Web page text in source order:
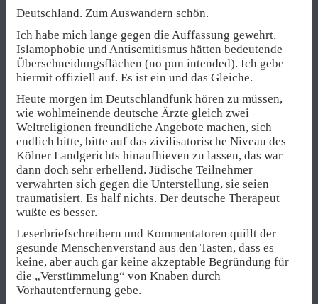
Deutschland. Zum Auswandern schön.
Ich habe mich lange gegen die Auffassung gewehrt,
Islamophobie und Antisemitismus hätten bedeutende
Überschneidungsflächen (no pun intended). Ich gebe
hiermit offiziell auf. Es ist ein und das Gleiche.
Heute morgen im Deutschlandfunk hören zu müssen,
wie wohlmeinende deutsche Ärzte gleich zwei
Weltreligionen freundliche Angebote machen, sich
endlich bitte, bitte auf das zivilisatorische Niveau des
Kölner Landgerichts hinaufhieven zu lassen, das war
dann doch sehr erhellend. Jüdische Teilnehmer
verwahrten sich gegen die Unterstellung, sie seien
traumatisiert. Es half nichts. Der deutsche Therapeut
wußte es besser.
Leserbriefschreibern und Kommentatoren quillt der
gesunde Menschenverstand aus den Tasten, dass es
keine, aber auch gar keine akzeptable Begründung für
die „Verstümmelung“ von Knaben durch
Vorhautentfernung gebe.